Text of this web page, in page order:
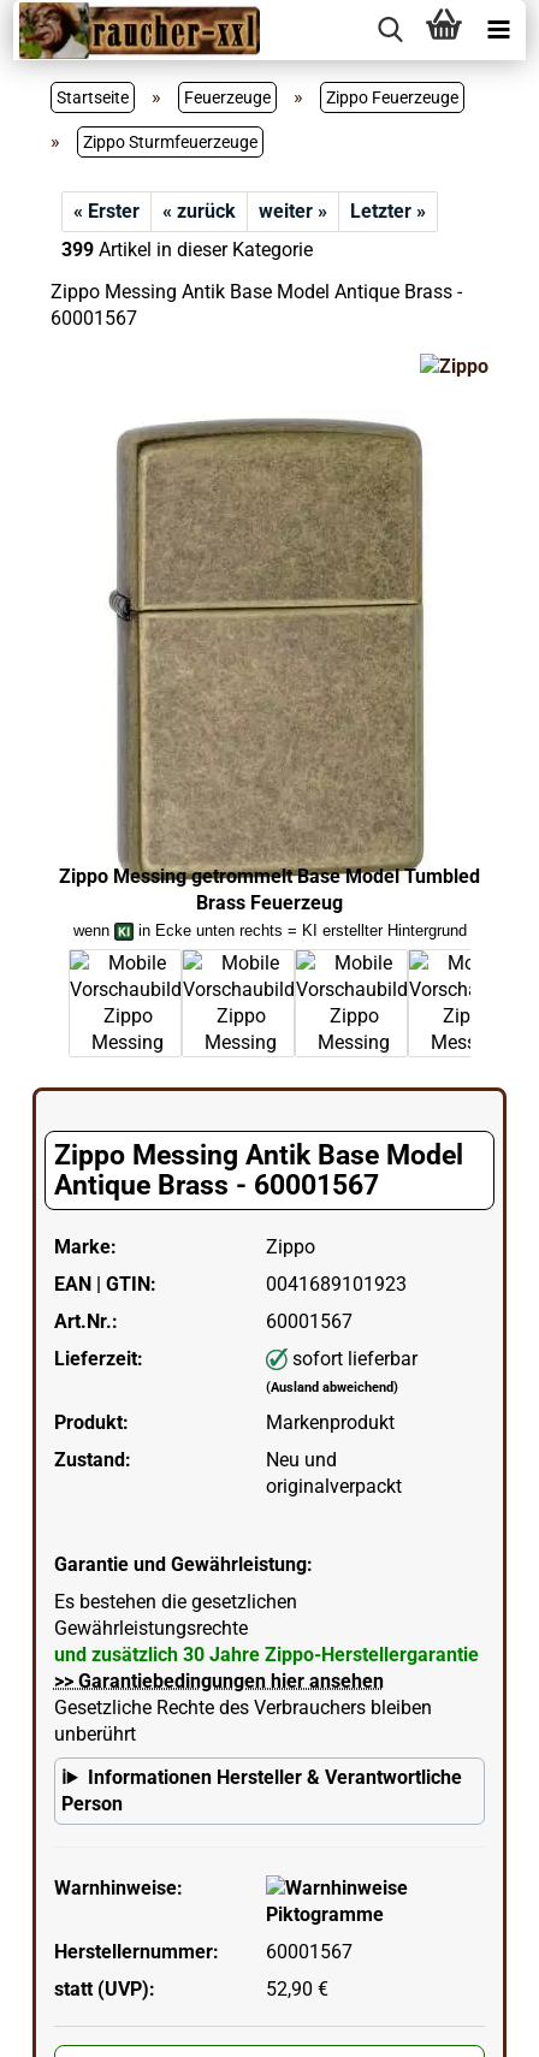
Startseite » Feuerzeuge » Zippo Feuerzeuge
» Zippo Sturmfeuerzeuge
« Erster « zurück weiter »
Letzter »
399Artikel in dieser Kategorie
Zippo Messing Antik Base Model Antique Brass -
60001567
Zippo Messing getrommelt Base Model Tumbled
Brass Feuerzeug
wenn in Ecke unten rechts = KI erstellter Hintergrund
Zippo Messing Antik Base Model
Antique Brass - 60001567
Marke:
Zippo
EAN | GTIN:
0041689101923
Art.Nr.:
60001567
Lieferzeit:
sofort lieferbar
(Ausland abweichend)
Produkt:
Markenprodukt
Zustand:
Neu und
originalverpackt
Garantie und Gewährleistung:
Es bestehen die gesetzlichen
Gewährleistungsrechte
und zusätzlich 30 Jahre Zippo-Herstellergarantie
>> Garantiebedingungen hier ansehen
Gesetzliche Rechte des Verbrauchers bleiben
unberührt
Informationen Hersteller & Verantwortliche
Person
Warnhinweise:
Herstellernummer:
60001567
statt (UVP):
52,90 €